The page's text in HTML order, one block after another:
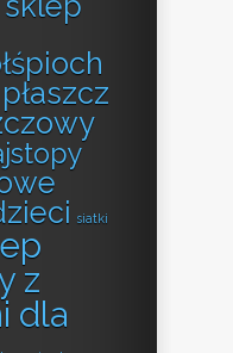
płaszcz
siatki
z
dla